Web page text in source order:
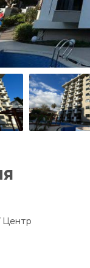
Центр